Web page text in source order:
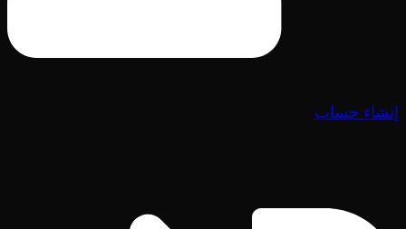
إنشاء حساب